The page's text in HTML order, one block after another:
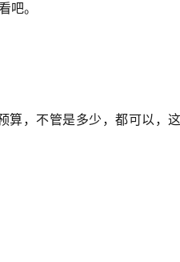
吧。
算，不管是多少，都可以，